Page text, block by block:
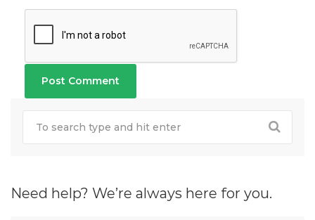
Need help? We’re always here for you.